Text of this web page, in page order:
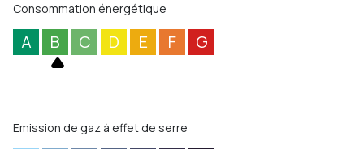
Consommation énergétique
A B C D E F G
Emission de gaz à effet de serre